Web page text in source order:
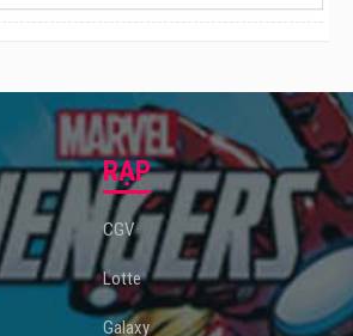
RẠP
CGV
Lotte
Galaxy